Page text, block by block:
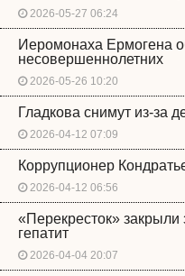
2026-05-27 06:24
Иеромонаха Ермогена
несовершеннолетних
2026-05-26 10:20
Гладкова снимут из-за
2026-04-12 07:09
Коррупционер
2026-04-12 06:56
«Перекресток»
гепатит
2026-04-04 20:07